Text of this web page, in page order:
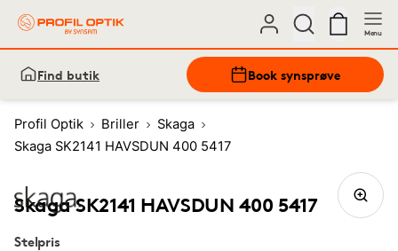
Menu
Find butik Book synsprøve
Profil Optik Briller
Skaga
Skaga SK2141 HAVSDUN 400 5417
Skaga SK2141 HAVSDUN 400 5417
Stelpris